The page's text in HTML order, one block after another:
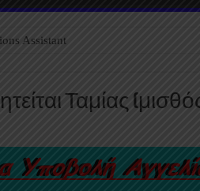
Assistant
Ζητείται Ταμίας